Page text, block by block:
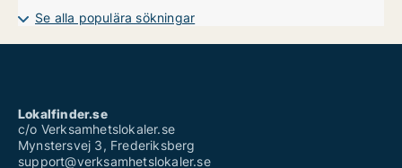
Se alla populära sökningar
Lokalfinder.se
c/o Verksamhetslokaler.se
Mynstersvej 3, Frederiksberg
support@verksamhetslokaler.se